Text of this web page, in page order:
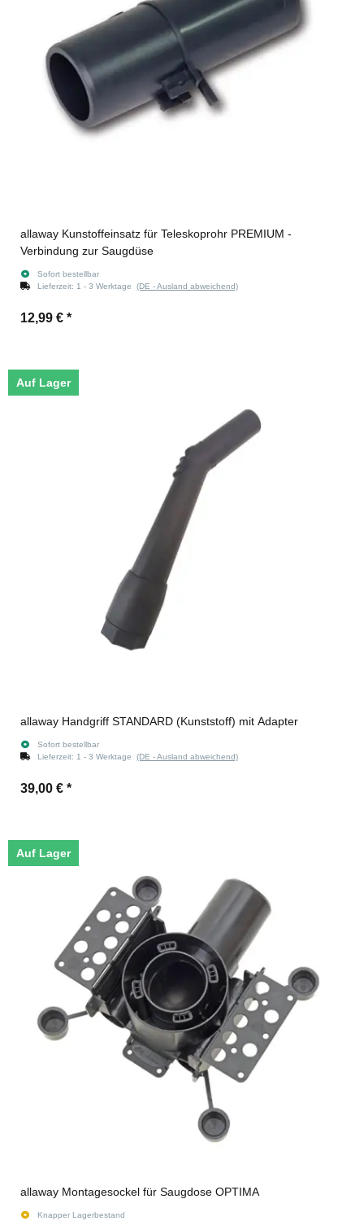
allaway Kunstoffeinsatz für Teleskoprohr PREMIUM -
Verbindung zur Saugdüse
Sofort bestellbar
Lieferzeit: 1 - 3 Werktage (DE - Ausland abweichend)
12,99 € *
Auf Lager
allaway Handgriff STANDARD (Kunststoff) mit Adapter
Sofort bestellbar
Lieferzeit: 1 - 3 Werktage (DE - Ausland abweichend)
39,00 € *
Auf Lager
allaway Montagesockel für Saugdose OPTIMA
Knapper Lagerbestand